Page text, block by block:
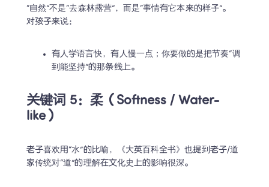
“自然”不是“去森林露营”，而是“事情有它本来的样子”。
对孩子来说：
有人学语言快，有人慢一点；你要做的是把节奏“调
到能坚持”的那条线上。
关键词 5：柔（Softness / Water-
like）
老子喜欢用“水”的比喻，《大英百科全书》也提到老子/道
家传统对“道”的理解在文化史上的影响很深。